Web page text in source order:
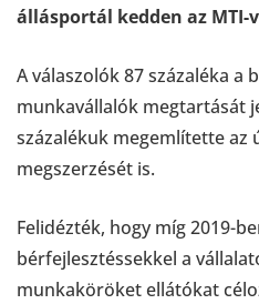
állásportál kedden az MTI-
A válaszolók 87 százaléka a
munkavállalók megtartását
százalékuk megemlítette az
megszerzését is.
Felidézték, hogy míg 2019-
bérfejlesztéssekkel a
munkaköröket ellátókat